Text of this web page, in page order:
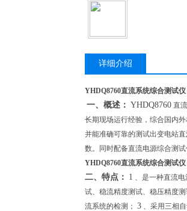
详细介绍
YHDQ8760直流系统综合测试仪
一、概述： YHDQ8760 直
长期现场运行经验，综合国内
并能准确可靠的测试出变电站
数。同时配备直流电源综合测
YHDQ8760直流系统综合测试仪
二、特点： 1 、是一种直流
试、稳流精度测试、稳压精度
流系统的检测； 3 、采用三相